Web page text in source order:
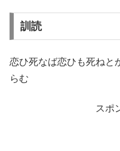
訓読
恋ひ死なば恋ひも死ねと
らむ
スポ